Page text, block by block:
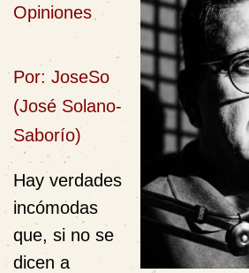
Opiniones
Por: JoseSo
(José Solano-
Saborío)
Hay verdades
incómodas
que, si no se
dicen a